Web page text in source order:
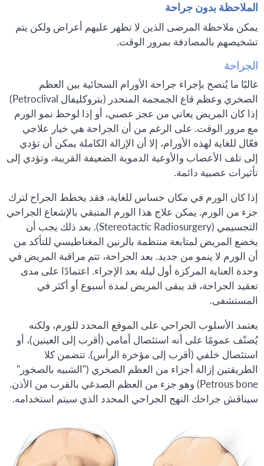
الملاحظة بدون جراحة
يمكن ملاحظة المرضى الذين لا تظهر عليهم أعراض ولكن يتم
تشخيصهم بالمصادفة بمرور الوقت.
الجراحة
غالبًا ما يُنصح بإجراء جراحة الأورام السحائية بين العظم
الصخري وعظم قاع الجمجمة المنحدر (بتروكليفال Petroclival)
إذا كان المريض يعاني من عجز عصبي، أو إذا لوحظ نمو الورم
مع مرور الوقت. على الرغم من أن الجراحة هي خيار علاجي
فعّال للغاية لهذه الأورام، إلا أن الإزالة الكاملة يمكن أن تؤدي
إلى تلف الأعصاب والأوعية الدموية الضعيفة القريبة، وتؤدي إلى
تأثيرات عصبية دائمة.
إذا كان الورم في مكان حساس للغاية، فقد يخطط الجراح لترك
جزء من الورم. يمكن علاج هذا الورم المتبقي بالإشعاع الجراحي
التجسيمي (Stereotactic Radiosurgery). بعد ذلك يجب أن
يخضع المريض لمتابعة منتظمة بالرنين المغناطيسي للتأكد من
أن الورم لا ينمو من جديد. بعد الجراحة، تتم مراقبة المريض في
وحدة العناية المركزة أول ليلة بعد الإجراء. اعتمادًا على مدى
تعقيد الجراحة، قد يبقى المريض لمدة أسبوع أو أكثر في
المستشفى.
يعتمد الأسلوب الجراحي على الموقع المحدد للورم، ولكنه
يُصنّف عمومًا على أنه استئصال أمامي (أقرب إلى العينين)، أو
استئصال خلفي (أقرب إلى مؤخرة الرأس). تتضمن كلا
الطريقتين إزالة أجزاء من العظم الصخري ("الشبيه بالصخور"
Petrous bone) وهو جزء من العظم الصدغي بالقرب من الأذن.
سيناقش جراحك النهج الجراحي المحدد الذي سيتم استخدامه.